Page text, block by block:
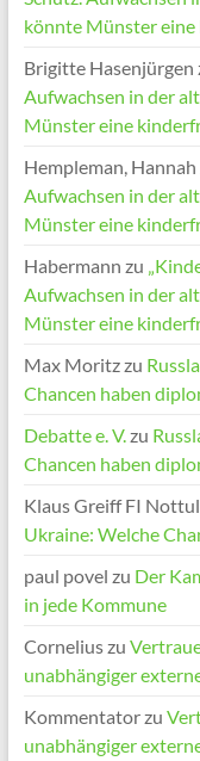
könnte Münster
Brigitte Hasenjürgen
Aufwachsen in der
Münster eine
Hempleman, Hannah
Aufwachsen in der
Münster eine
Habermann zu
Aufwachsen in der
Münster eine
Max Moritzzu
Chancen haben
Debatte e. V.zu
Chancen haben
Klaus Greiff FI
Ukraine: Welche
paul povel zu Der
in jede Kommune
Corneliuszu
unabhängiger
Kommentatorzu
unabhängiger